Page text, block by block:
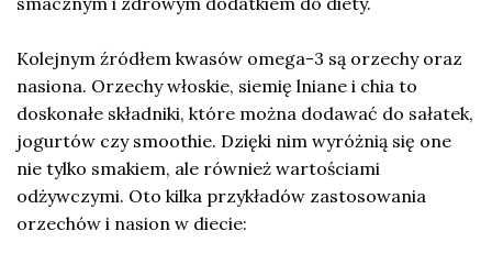
Kolejnym źródłem kwasów omega-3 są orzechy oraz
nasiona. Orzechy włoskie, siemię lniane i chia to
doskonałe składniki, które można dodawać do sałatek,
jogurtów czy smoothie. Dzięki nim wyróżnią się one
nie tylko smakiem, ale również wartościami
odżywczymi. Oto kilka przykładów zastosowania
orzechów i nasion w diecie: